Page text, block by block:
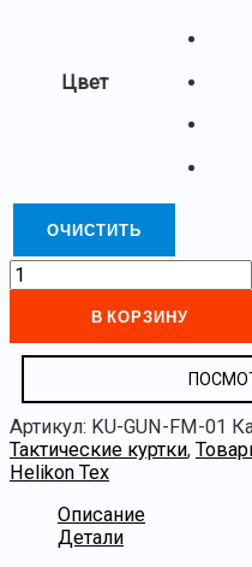
Цвет
ОЧИСТИТЬ
В КОРЗИНУ
Артикул: KU-GUN-FM-01
Тактические куртки,
Helikon Tex
Описание
Детали